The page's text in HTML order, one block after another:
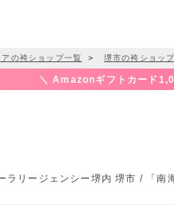
の袴ショップ一覧 ＞ 堺市の袴ショッ
＼ Amazonギフトカード
リージェンシー堺内 堺市 / 「南